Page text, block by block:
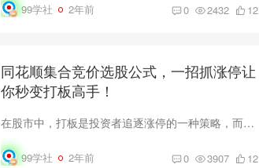
99学社 2年前 0 2432 12
同花顺集合竞价选股公式，一招抓涨停让
你秒变打板高手！
在股市中，打板是投资者追逐涨停的一种策略，而想要在打板中比别人更快，关键就在于集合竞价。同花顺提供了一个简单而强大的公式，让你轻松选股，捕捉涨停机会。下面，我们来详细解析这个集合竞...
99学社 2年前 0 3907 12